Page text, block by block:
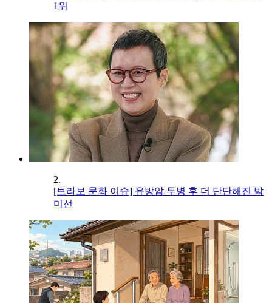
1위
2.
[브라보 문화 이슈] 유방암 투병 후 더 단단해진 박
미선